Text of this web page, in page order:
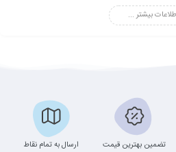
بیشتر ...
تضمین بهترین قیمت ارسال به تمام نقاط